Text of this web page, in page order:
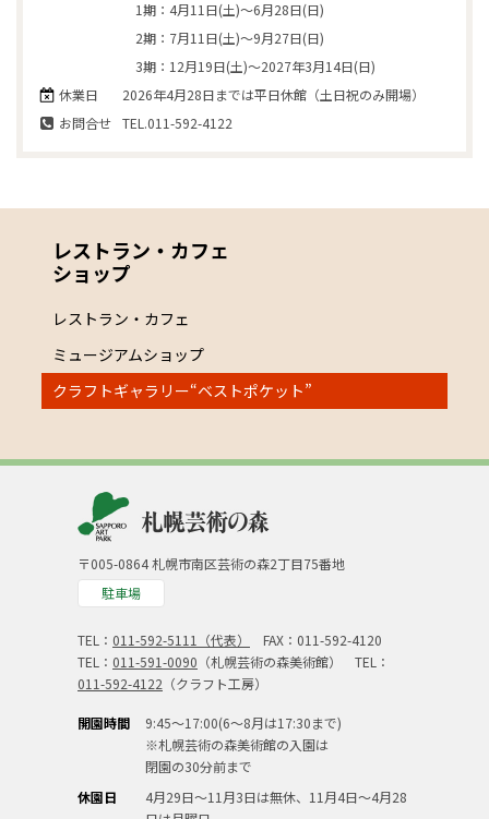
1期：4月11日(土)～6月28日(日)
2期：7月11日(土)～9月27日(日)
3期：12月19日(土)～2027年3月14日(日)
休業日
2026年4月28日までは平日休館（土日祝のみ開場）
お問合せ TEL.011-592-4122
レストラン・カフェ
ショップ
レストラン・カフェ
ミュージアムショップ
クラフトギャラリー“ベストポケット”
〒005-0864 札幌市南区芸術の森2丁目75番地
駐車場
TEL： 011-592-5111（代表）
FAX：011-592-4120
TEL： 011-591-0090 （札幌芸術の森美術館） TEL：
011-592-4122 （クラフト工房）
開園時間
9:45～17:00(6～8月は17:30まで)
※札幌芸術の森美術館の入園は
閉園の30分前まで
休園日
4月29日～11月3日は無休、11月4日～4月28